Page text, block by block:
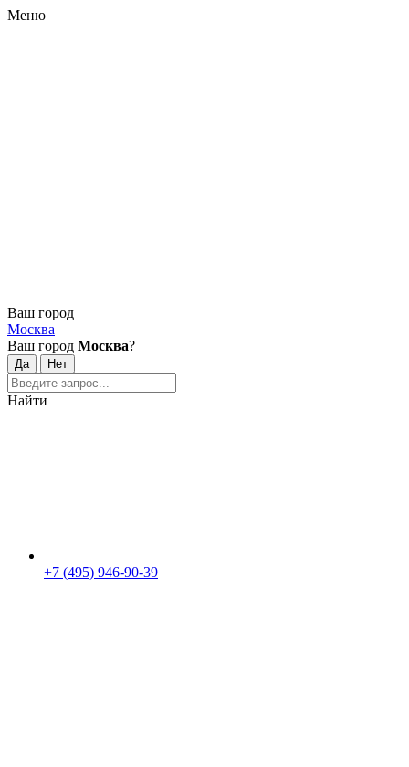
Меню
Ваш город
Москва
Ваш город Москва?
Найти
+7 (495) 946-90-39